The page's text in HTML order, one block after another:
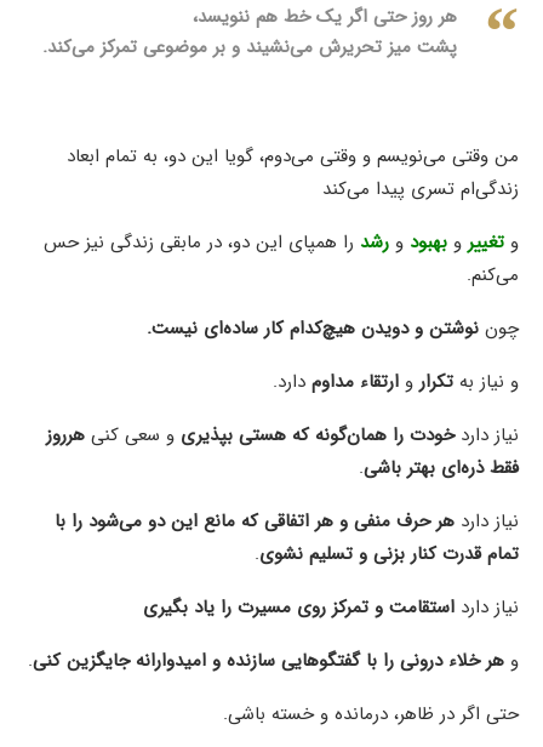
هر روز حتی اگر یک خط هم ننویسد،
پشت میز تحریرش می‌نشیند و بر موضوعی تمرکز می‌کند.
من وقتی می‌نویسم و وقتی می‌دوم، گویا این دو، به تمام ابعاد
زندگی‌ام تسری پیدا می‌کند
و تغییر و بهبود و رشد را همپای این دو، در مابقی زندگی نیز حس
می‌کنم.
چون نوشتن و دویدن هیچ‌کدام کار ساده‌ای نیست.
و نیاز به تکرار و ارتقاء مداوم دارد.
نیاز داردخودت را همان‌گونه که هستی بپذیری و سعی کنی هرروز
فقط ذره‌ای بهتر باشی.
نیاز دارد هر حرف منفی و هر اتفاقی که مانع این دو می‌شود را با
تمام قدرت کنار بزنی و تسلیم نشوی.
نیاز دارد استقامت و تمرکز روی مسیرت را یاد بگیری
و هر خلاء درونی را با گفتگوهایی سازنده و امیدوارانه جایگزین کنی.
حتی اگر در ظاهر، درمانده و خسته باشی.